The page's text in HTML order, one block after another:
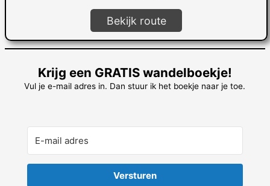
Bekijk route
Krijg een GRATIS wandelboekje!
Vul je e-mail adres in. Dan stuur ik het boekje naar je toe.
Versturen